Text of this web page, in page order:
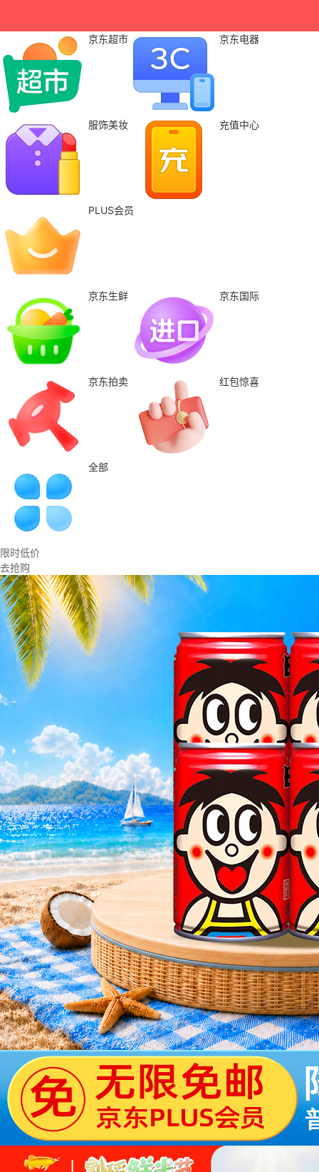
京东超市 京东电器
服饰美妆 充值中心
PLUS会员
京东生鲜 京东国际
京东拍卖 红包惊喜
全部
限时低价
去抢购